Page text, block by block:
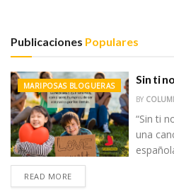
Publicaciones Populares
MARIPOSAS BLOGUERAS Sin ti
BY
“Sin ti
una
READ MORE